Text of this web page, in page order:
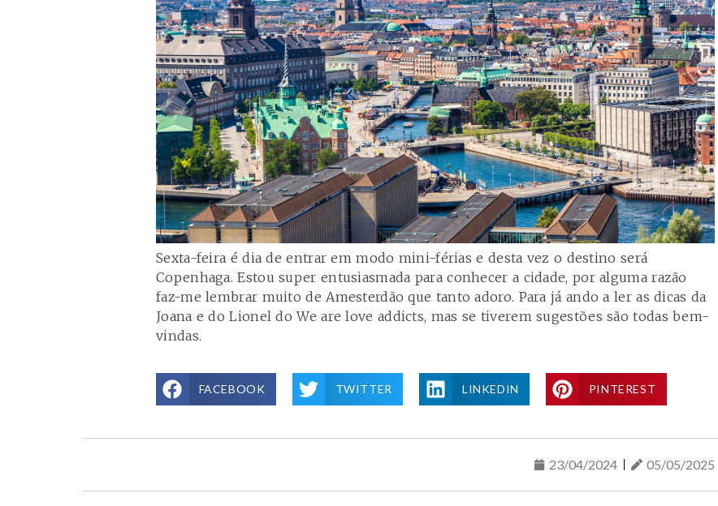
Sexta-feira é dia de entrar em modo mini-férias e desta vez o destino será
Copenhaga. Estou super entusiasmada para conhecer a cidade, por alguma razão
faz-me lembrar muito de Amesterdão que tanto adoro. Para já ando a ler as dicas da
Joana e do Lionel doWe are love addicts, mas se tiverem sugestões são todas bem-
vindas.
FACEBOOK TWITTER LINKEDIN PINTEREST
23/04/2024 05/05/2025